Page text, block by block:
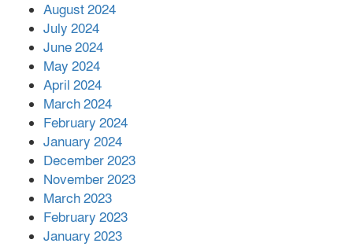
August 2024
July 2024
June 2024
May 2024
April 2024
March 2024
February 2024
January 2024
December 2023
November 2023
March 2023
February 2023
January 2023